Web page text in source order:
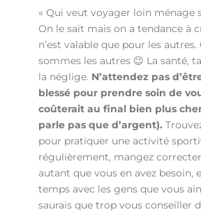
« Qui veut voyager loin ménage
On le sait mais on a tendance à
n’est valable que pour les autres.
sommes les autres 😉 La santé,
la néglige. N’attendez pas
blessé pour prendre soin de
coûterait au final bien plus
parle pas que d’argent).
pour pratiquer une activité
régulièrement, mangez
autant que vous en avez besoin,
temps avec les gens que vous
saurais que trop vous conseiller